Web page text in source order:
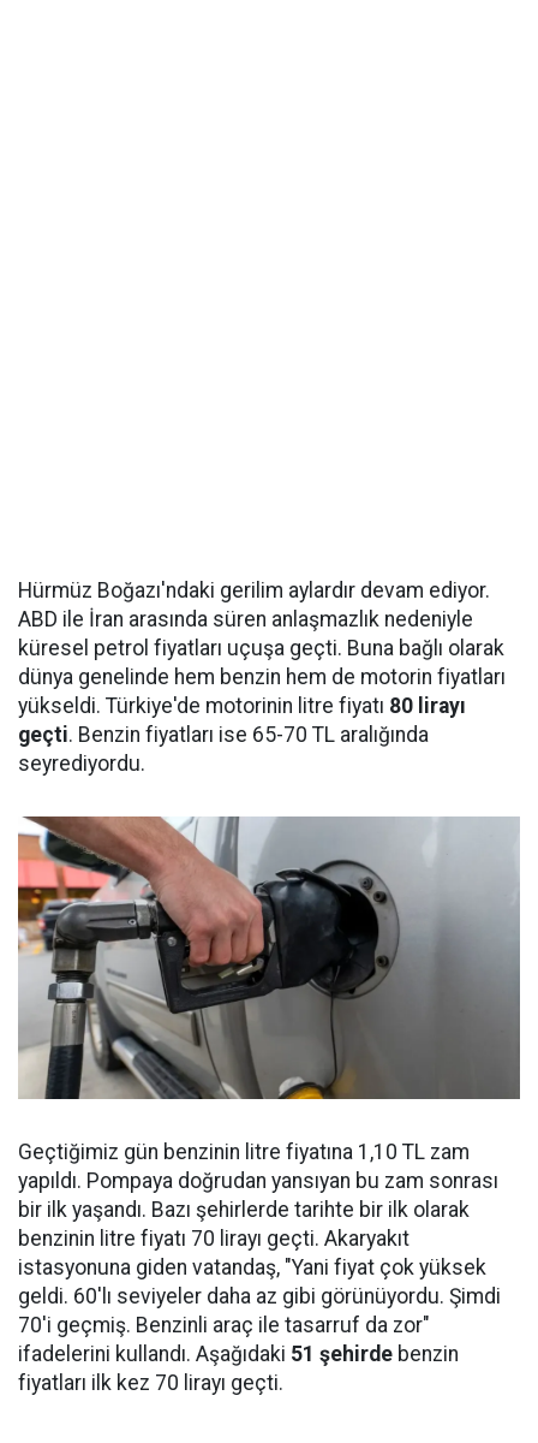
Hürmüz Boğazı'ndaki gerilim aylardır devam ediyor.
ABD ile İran arasında süren anlaşmazlık nedeniyle
küresel petrol fiyatları uçuşa geçti. Buna bağlı olarak
dünya genelinde hem benzin hem de motorin fiyatları
yükseldi. Türkiye'de motorinin litre fiyatı 80 lirayı
geçti. Benzin fiyatları ise 65-70 TL aralığında
seyrediyordu.
Geçtiğimiz gün benzinin litre fiyatına 1,10 TL zam
yapıldı. Pompaya doğrudan yansıyan bu zam sonrası
bir ilk yaşandı. Bazı şehirlerde tarihte bir ilk olarak
benzinin litre fiyatı 70 lirayı geçti. Akaryakıt
istasyonuna giden vatandaş, "Yani fiyat çok yüksek
geldi. 60'lı seviyeler daha az gibi görünüyordu. Şimdi
70'i geçmiş. Benzinli araç ile tasarruf da zor"
ifadelerini kullandı. Aşağıdaki 51 şehirde benzin
fiyatları ilk kez 70 lirayı geçti.